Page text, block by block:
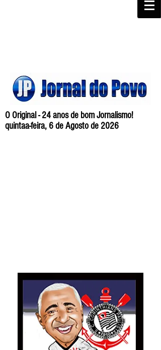
O Original - 24 anos de bom Jornalismo!
quintaa-feira, 6 de Agosto de 2026